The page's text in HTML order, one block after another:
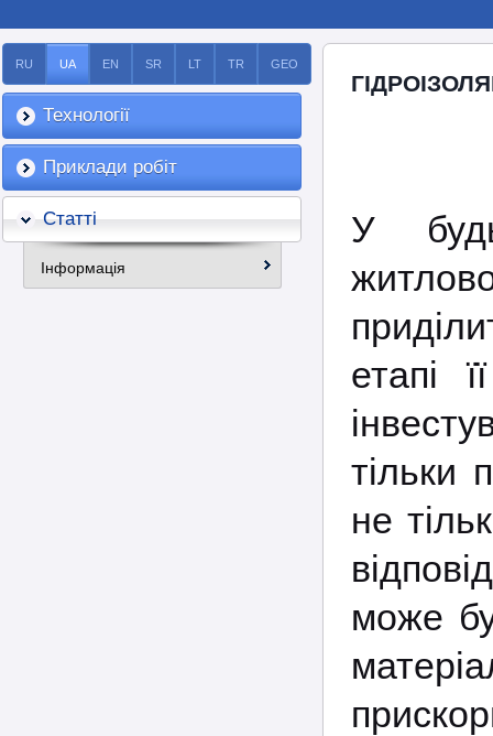
RU UA EN SR LT TR GEO
Технології
Приклади робіт
Статті
Інформація
У
етапі
тільки
не
може